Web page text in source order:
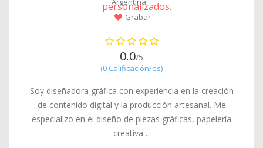
Grabar
0.0/5
(0 Calificación/es)
Soy diseñadora gráfica con experiencia en la creación
de contenido digital y la producción artesanal. Me
especializo en el diseño de piezas gráficas, papelería
creativa…